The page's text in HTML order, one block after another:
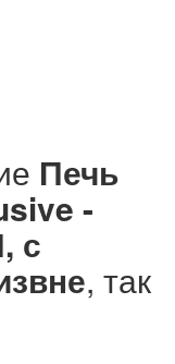
Печь
-
с
, так